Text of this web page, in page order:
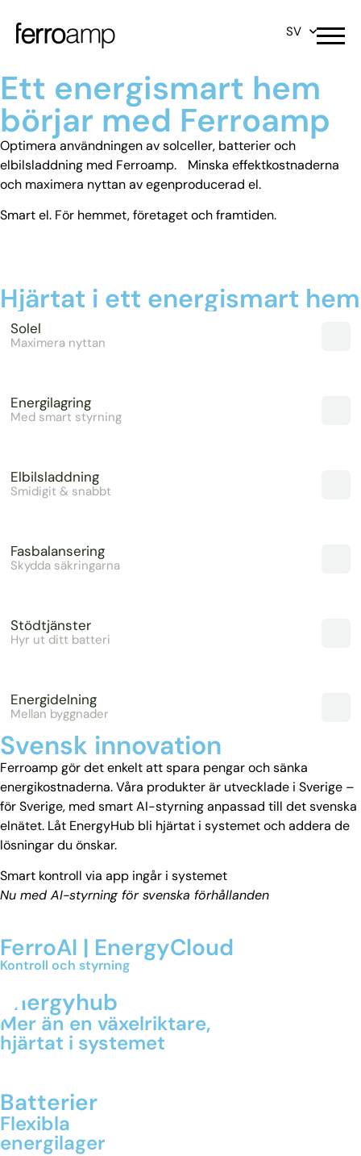
SV
Ett energismart hem
börjar med Ferroamp
Optimera användningen av solceller, batterier och
elbilsladdning med Ferroamp. Minska effektkostnaderna
och maximera nyttan av egenproducerad el.
Smart el. För hemmet, företaget och framtiden.
Hjärtat i ett energismart hem
Solel
Maximera nyttan
Energilagring
Med smart styrning
Elbilsladdning
Smidigit & snabbt
Fasbalansering
Skydda säkringarna
Stödtjänster
Hyr ut ditt batteri
Energidelning
Mellan byggnader
Svensk innovation
Ferroamp gör det enkelt att spara pengar och sänka
energikostnaderna. Våra produkter är utvecklade i Sverige –
för Sverige, med smart AI-styrning anpassad till det svenska
elnätet. Låt EnergyHub bli hjärtat i systemet och addera de
lösningar du önskar.
Smart kontroll via app ingår i systemet
Nu med AI-styrning för svenska förhållanden
FerroAI | EnergyCloud
Kontroll och styrning
Energyhub
Mer än en växelriktare,
hjärtat i systemet
Batterier
Flexibla
energilager